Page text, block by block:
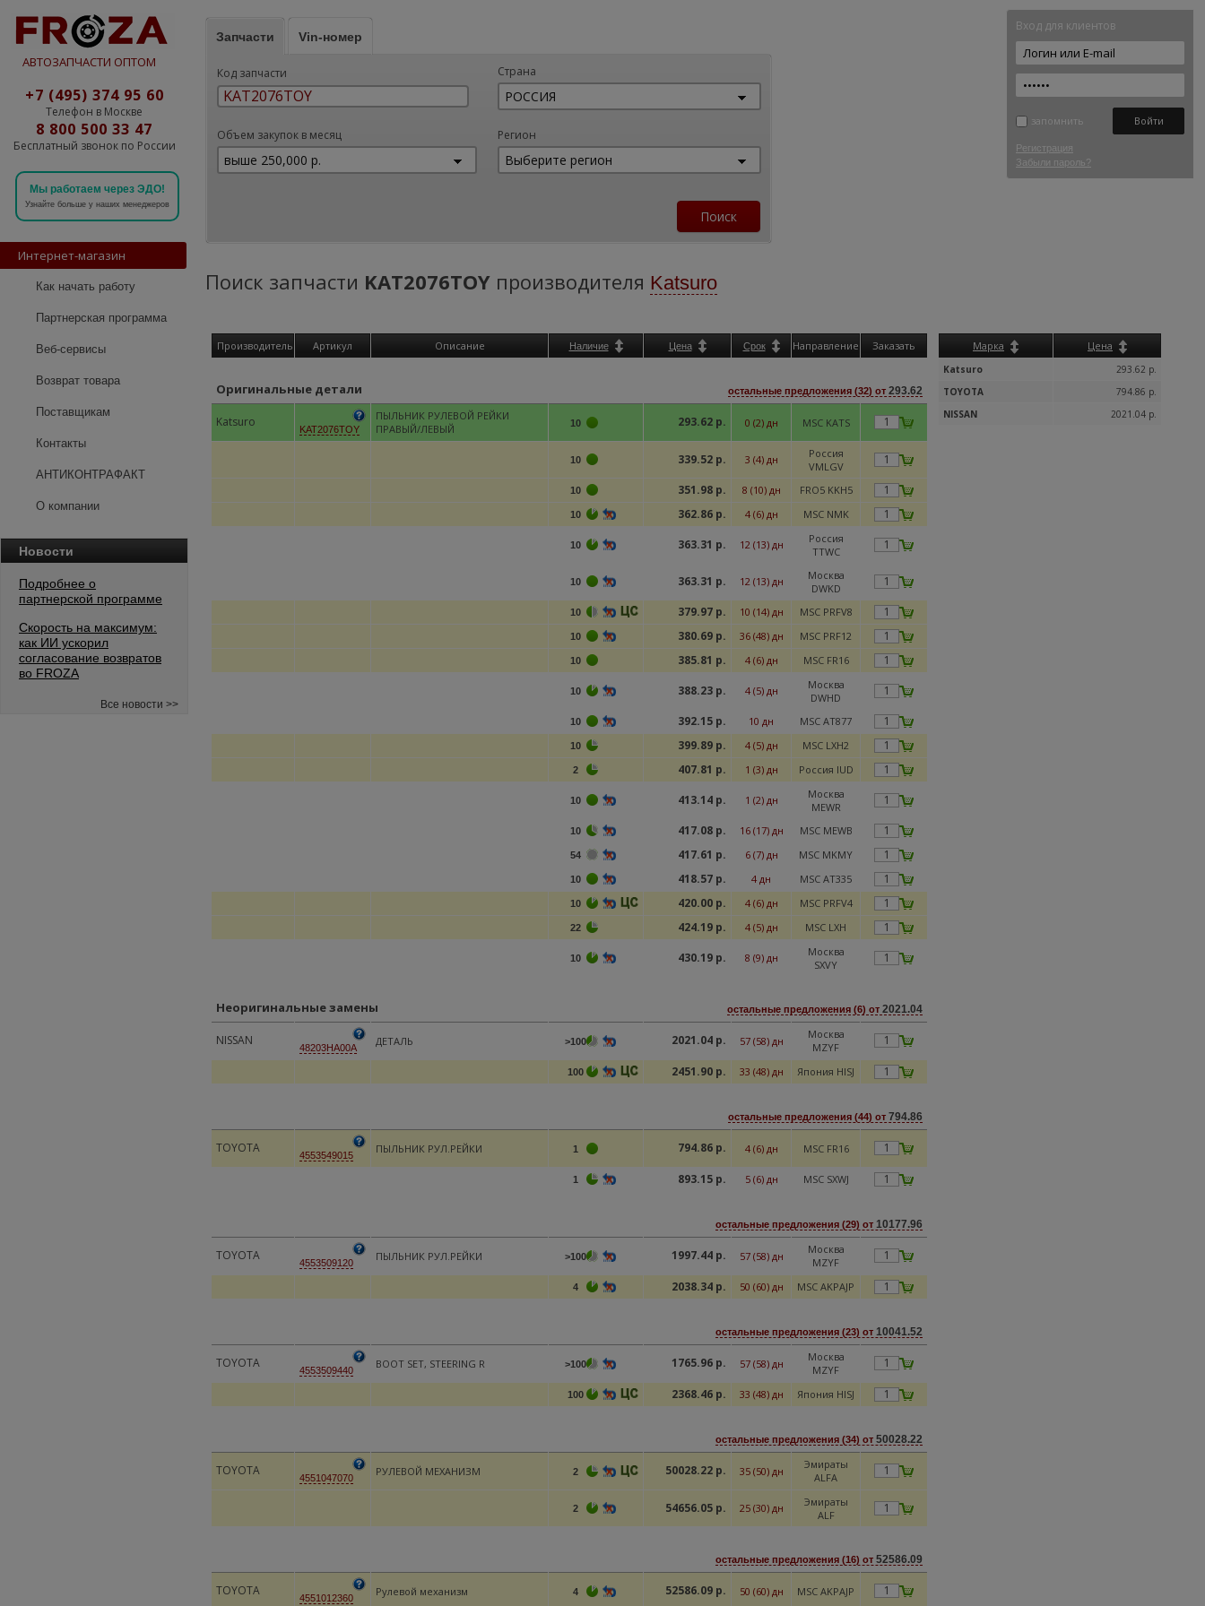
АВТОЗАПЧАСТИ ОПТОМ
+7 (495) 374 95 60
Телефон в Москве
8 800 500 33 47
Бесплатный звонок по России
Мы работаем через ЭДО!
Узнайте больше у наших менеджеров
Интернет-магазин
Как начать работу
Партнерская программа
Веб-сервисы
Возврат товара
Поставщикам
Контакты
АНТИКОНТРАФАКТ
О компании
Новости
Подробнее о
партнерской программе
Скорость на максимум:
как ИИ ускорил
согласование возвратов
во FROZA
Все новости >>
Вход для клиентов
запомнить
Регистрация
Забыли пароль?
Запчасти Vin-номер
Код запчасти Страна
Объем закупок в месяц Регион
Поиск запчасти KAT2076TOY производителя Katsuro
Производитель Артикул Описание Наличие Цена Срок Направление Заказать
Оригинальные детали остальные предложения (32) от 293.62
Katsuro KAT2076TOY
ПЫЛЬНИК РУЛЕВОЙ РЕЙКИ
ПРАВЫЙ/ЛЕВЫЙ
10 293.62 р. 0 (2) дн MSC KATS
10 339.52 р. 3 (4) дн
Россия
VMLGV
10 351.98 р. 8 (10) дн FRO5 KKH5
10 362.86 р. 4 (6) дн MSC NMK
10 363.31 р. 12 (13) дн
Россия
TTWC
10 363.31 р. 12 (13) дн
Москва
DWKD
10 379.97 р. 10 (14) дн MSC PRFV8
10 380.69 р. 36 (48) дн MSC PRF12
10 385.81 р. 4 (6) дн MSC FR16
10 388.23 р. 4 (5) дн
Москва
DWHD
10 392.15 р. 10 дн MSC AT877
10 399.89 р. 4 (5) дн MSC LXH2
2 407.81 р. 1 (3) дн Россия IUD
10 413.14 р. 1 (2) дн
Москва
MEWR
10 417.08 р. 16 (17) дн MSC MEWB
54 417.61 р. 6 (7) дн MSC MKMY
10 418.57 р. 4 дн MSC AT335
10 420.00 р. 4 (6) дн MSC PRFV4
22 424.19 р. 4 (5) дн MSC LXH
10 430.19 р. 8 (9) дн
Москва
SXVY
Неоригинальные замены остальные предложения (6) от 2021.04
NISSAN 48203HA00A ДЕТАЛЬ >100 2021.04 р. 57 (58) дн
Москва
MZYF
100 2451.90 р. 33 (48) дн Япония HISJ
остальные предложения (44) от 794.86
TOYOTA 4553549015 ПЫЛЬНИК РУЛ.РЕЙКИ 1 794.86 р. 4 (6) дн MSC FR16
1 893.15 р. 5 (6) дн MSC SXWJ
остальные предложения (29) от 10177.96
TOYOTA 4553509120 ПЫЛЬНИК РУЛ.РЕЙКИ >100 1997.44 р. 57 (58) дн
Москва
MZYF
4 2038.34 р. 50 (60) дн MSC AKPAJP
остальные предложения (23) от 10041.52
TOYOTA 4553509440 BOOT SET, STEERING R >100 1765.96 р. 57 (58) дн
Москва
MZYF
100 2368.46 р. 33 (48) дн Япония HISJ
остальные предложения (34) от 50028.22
TOYOTA 4551047070 РУЛЕВОЙ МЕХАНИЗМ 2 50028.22 р. 35 (50) дн
Эмираты
ALFA
2 54656.05 р. 25 (30) дн
Эмираты
ALF
остальные предложения (16) от 52586.09
TOYOTA 4551012360 Рулевой механизм 4 52586.09 р. 50 (60) дн MSC AKPAJP
Марка Цена
Katsuro
293.62 р.
TOYOTA
794.86 р.
NISSAN
2021.04 р.